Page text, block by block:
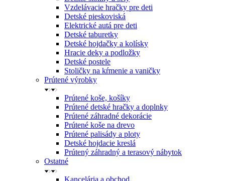
Vzdelávacie hračky pre deti
Detské pieskoviská
Elektrické autá pre deti
Detské taburetky
Detské hojdačky a kolísky
Hracie deky a podložky
Detské postele
Stoličky na kŕmenie a vaničky
Prútené výrobky
Prútené koše, košíky
Prútené detské hračky a doplnky
Prútené záhradné dekorácie
Prútené koše na drevo
Prútené palisády a ploty
Detské hojdacie kreslá
Prútený záhradný a terasový nábytok
Ostatné
Kancelária a obchod